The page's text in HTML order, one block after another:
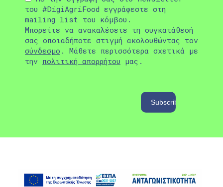
του #DigiAgriFood εγγράφεστε στη
mailing list του κόμβου.
Μπορείτε να ανακαλέσετε τη συγκατάθεσή
σας οποιαδήποτε στιγμή ακολουθώντας τον
σύνδεσμο . Μάθετε περισσότερα σχετικά με
την πολιτική απορρήτου μας.